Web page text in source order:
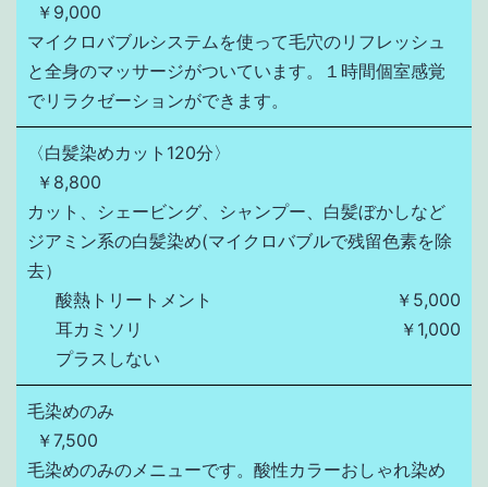
￥9,000
マイクロバブルシステムを使って毛穴のリフレッシュ
と全身のマッサージがついています。１時間個室感覚
でリラクゼーションができます。
〈白髪染めカット120分〉
￥8,800
カット、シェービング、シャンプー、白髪ぼかしなど
ジアミン系の白髪染め(マイクロバブルで残留色素を除
去）
酸熱トリートメント
￥5,000
耳カミソリ
￥1,000
プラスしない
毛染めのみ
￥7,500
毛染めのみのメニューです。酸性カラーおしゃれ染め